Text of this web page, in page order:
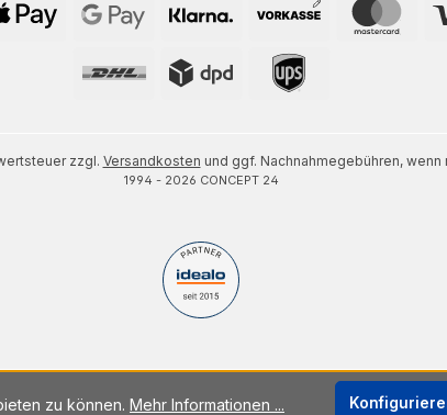
zzgl. Versandkosten und ggf. Nachnahmegebühren,
1994 - 2026 CONCEPT 24
zu können. Mehr Informationen ...